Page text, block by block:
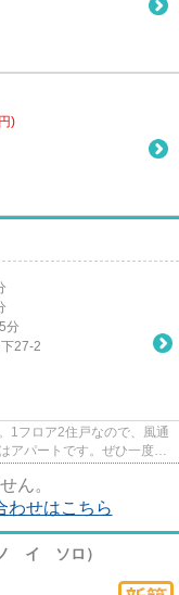
)
分
27-2
1フロア2住戸なので、風通
アパートです。ぜひ一度見
ん。
わせはこちら
イ ソロ）